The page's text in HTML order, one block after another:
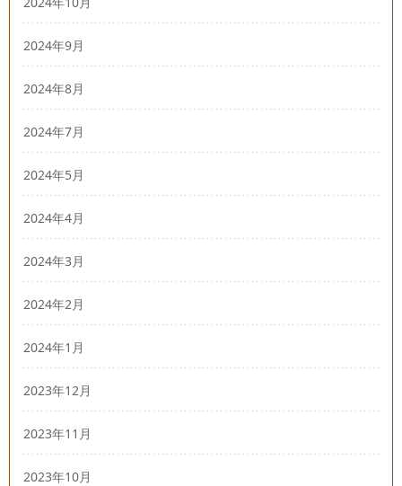
2024年9月
2024年8月
2024年7月
2024年5月
2024年4月
2024年3月
2024年2月
2024年1月
2023年12月
2023年11月
2023年10月